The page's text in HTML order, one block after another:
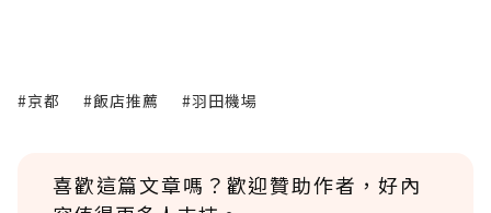
#京都 #飯店推薦 #羽田機場
喜歡這篇文章嗎？歡迎贊助作者，好內